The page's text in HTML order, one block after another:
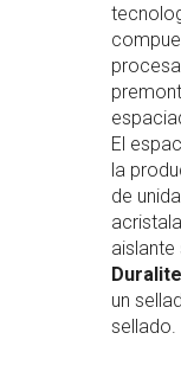
El
la
de
aislante
un
sellado.